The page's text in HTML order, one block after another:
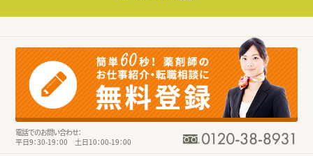
電話でのお問い合わせ：
平日9：30-19：00 土日10：00-19：00